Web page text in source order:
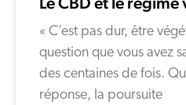
« C’est pas dur, être
question que vous avez
des centaines de fois.
réponse, la poursuite